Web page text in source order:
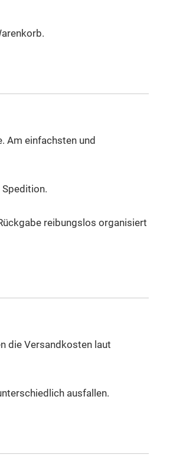
Am einfachsten und
reibungslos organisiert
die Versandkosten laut
ausfallen.